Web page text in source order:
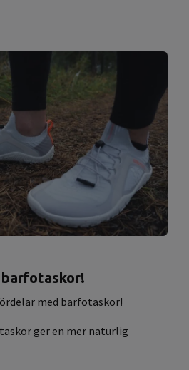
med barfotaskor!
ger en mer naturlig